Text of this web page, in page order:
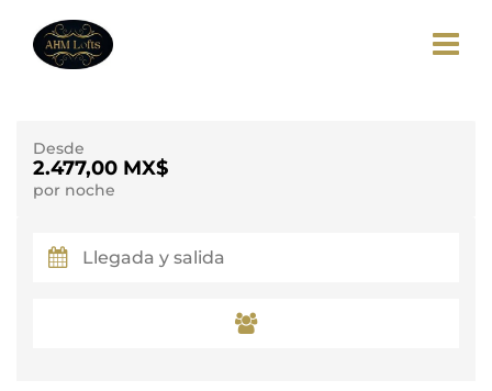
Desde
2.477,00 MX$
por noche